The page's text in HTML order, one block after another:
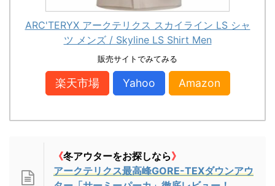
ARC'TERYX アークテリクス スカイライン LS シャ
ツ メンズ / Skyline LS Shirt Men
販売サイトでみてみる
楽天市場 Yahoo Amazon
《冬アウターをお探しなら》
アークテリクス最高峰GORE-TEXダウンアウ